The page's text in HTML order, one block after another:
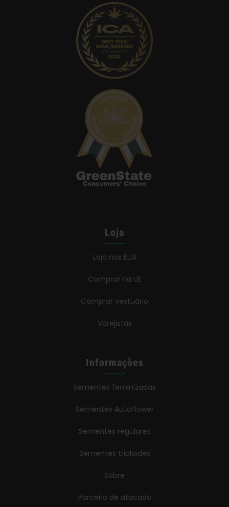
Loja
Loja nos EUA
Comprar na UE
Comprar vestuário
Varejistas
Informações
Sementes feminizadas
Sementes AutoFlower
Sementes regulares
Sementes triploides
Sobre
Parceiro de atacado